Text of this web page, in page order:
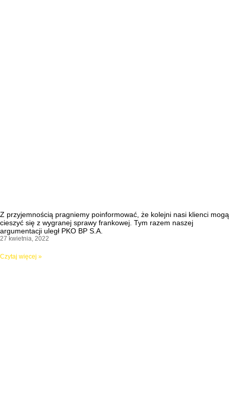
Z przyjemnością pragniemy poinformować, że kolejni nasi klienci mogą
cieszyć się z wygranej sprawy frankowej. Tym razem naszej
argumentacji uległ PKO BP S.A.
27 kwietnia, 2022
Czytaj więcej »